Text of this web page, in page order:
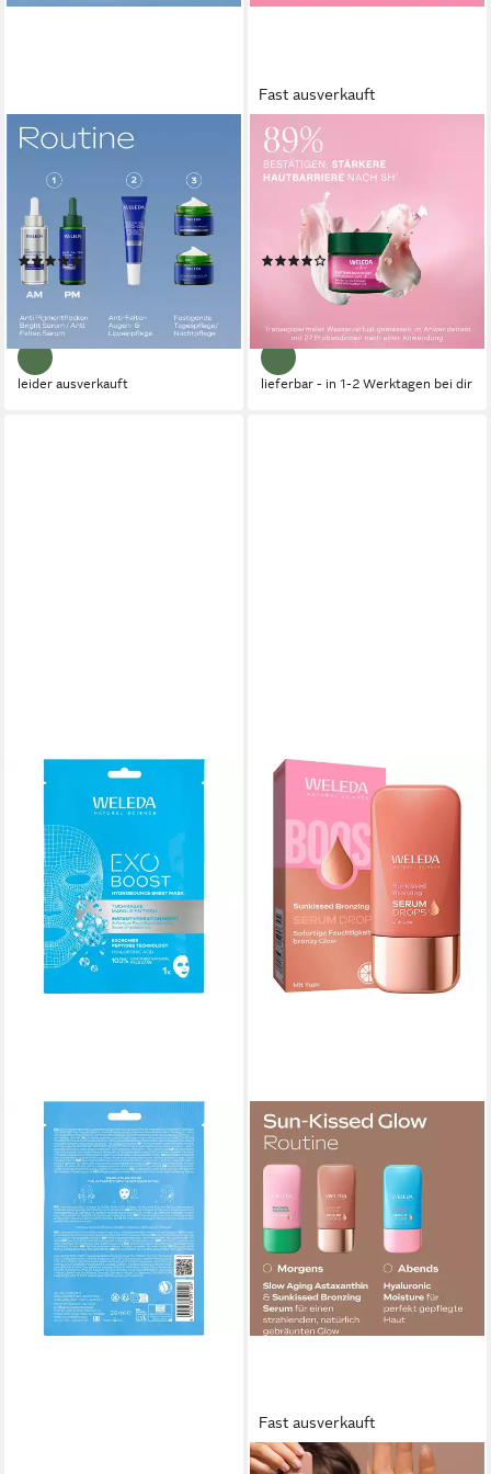
WELEDA
PIGMENTFLECKEN BRIGHT
SERUM, weniger
Pigmentflecken, mehr
Kollagen
ab 20,99 € UVP27,95 €
(699,67 €/ 1 l)
-25%
leider ausverkauft
Fast ausverkauft
WELEDA
Nachtcreme GLÄTTENDE
NACHTPFLEGE WILDROSE
& WEISSER TEE, stärkt die
Hautbarriere, mindert erste
Fältchen (3)
ab 12,99 € UVP17,95 €
(324,75 €/ 1 l)
-28%
lieferbar - in 1-2 Werktagen bei dir
WELEDA
Gesichtspflege Exo Boost
Feuchtigkeit, 20 ml
ab 3,95 €
(197,50 €/ 1 l)
lieferbar - in 3-4 Werktagen bei dir
Fast ausverkauft
WELEDA